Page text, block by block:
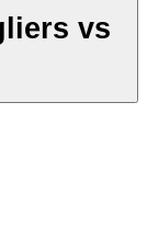
vs